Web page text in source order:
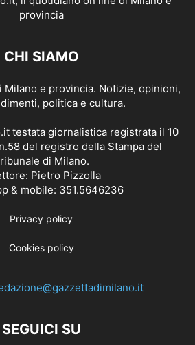
CHI SIAMO
Milano e provincia. Notizie, opinioni,
politica e cultura.
testata giornalistica registrata il 10
del registro della Stampa del
di Milano.
Pietro Pizzolla
& mobile: 351.5646236
Privacy policy
Cookies policy
SEGUICI SU